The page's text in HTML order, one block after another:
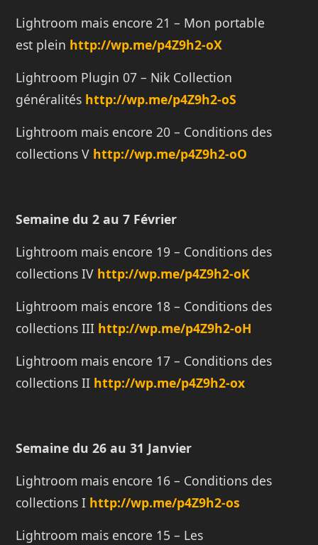
Lightroom mais encore 21 – Mon portable
est plein http://wp.me/p4Z9h2-oX
Lightroom Plugin 07 – Nik Collection
généralités http://wp.me/p4Z9h2-oS
Lightroom mais encore 20 – Conditions des
collections V http://wp.me/p4Z9h2-oO
Semaine du 2 au 7 Février
Lightroom mais encore 19 – Conditions des
collections IV http://wp.me/p4Z9h2-oK
Lightroom mais encore 18 – Conditions des
collections III http://wp.me/p4Z9h2-oH
Lightroom mais encore 17 – Conditions des
collections II http://wp.me/p4Z9h2-ox
Semaine du 26 au 31 Janvier
Lightroom mais encore 16 – Conditions des
collections I http://wp.me/p4Z9h2-os
Lightroom mais encore 15 – Les